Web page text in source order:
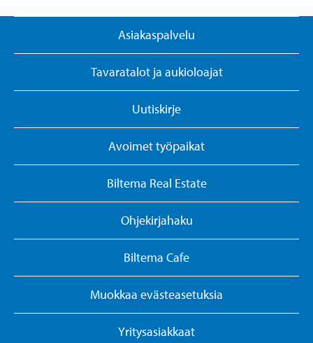
Asiakaspalvelu
Tavaratalot ja aukioloajat
Uutiskirje
Avoimet työpaikat
Biltema Real Estate
Ohjekirjahaku
Biltema Cafe
Muokkaa evästeasetuksia
Yritysasiakkaat